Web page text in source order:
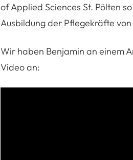
of Applied Sciences St. Pölten
Ausbildung der Pflegekräfte
Wir haben Benjamin an einem
Video an: